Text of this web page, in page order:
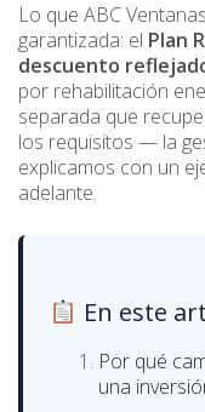
Lo que ABC
garantizada: el Plan
descuento
por rehabilitación
separada que
los requisitos — la
explicamos con un
adelante.
En este
Por qué
una